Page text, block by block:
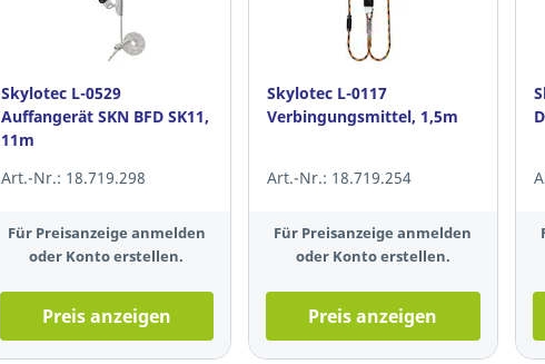
Skylotec L-0529
Auffangerät SKN BFD SK11,
11m
Art.-Nr.: 18.719.298
Für Preisanzeige anmelden
oder Konto erstellen.
Preis anzeigen
Skylotec L-0117
Verbingungsmittel, 1,5m
Art.-Nr.: 18.719.254
Für Preisanzeige anmelden
oder Konto erstellen.
Preis anzeigen